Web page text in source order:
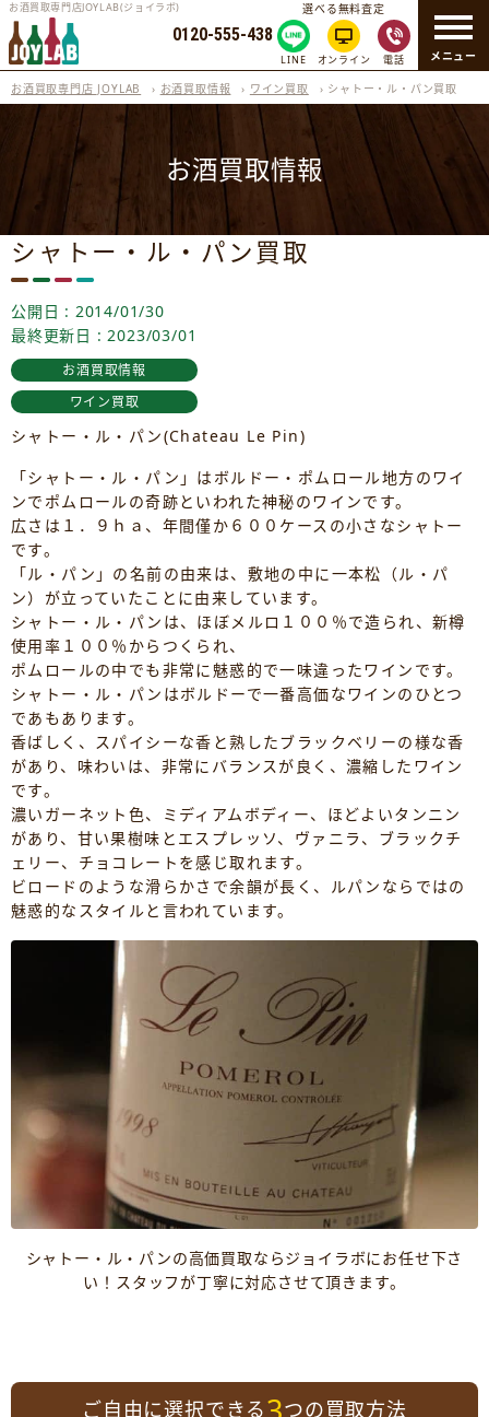
メニュー
お酒買取専門店JOYLAB(ジョイラボ)
0120-555-438
選べる無料査定
LINE オンライン 電話
お酒買取専門店 JOYLAB › お酒買取情報 › ワイン買取 › シャトー・ル・パン買取
お酒買取情報
シャトー・ル・パン買取
公開日 : 2014/01/30
最終更新日 : 2023/03/01
お酒買取情報
ワイン買取
シャトー・ル・パン(Chateau Le Pin)
「シャトー・ル・パン」はボルドー・ポムロール地方のワイ
ンでポムロールの奇跡といわれた神秘のワインです。
広さは１．９ｈａ、年間僅か６００ケースの小さなシャトー
です。
「ル・パン」の名前の由来は、敷地の中に一本松（ル・パ
ン）が立っていたことに由来しています。
シャトー・ル・パンは、ほぼメルロ１００％で造られ、新樽
使用率１００％からつくられ、
ポムロールの中でも非常に魅惑的で一味違ったワインです。
シャトー・ル・パンはボルドーで一番高価なワインのひとつ
であもあります。
香ばしく、スパイシーな香と熟したブラックベリーの様な香
があり、味わいは、非常にバランスが良く、濃縮したワイン
です。
濃いガーネット色、ミディアムボディー、ほどよいタンニン
があり、甘い果樹味とエスプレッソ、ヴァニラ、ブラックチ
ェリー、チョコレートを感じ取れます。
ビロードのような滑らかさで余韻が長く、ルパンならではの
魅惑的なスタイルと言われています。
シャトー・ル・パンの高価買取ならジョイラボにお任せ下さ
い！スタッフが丁寧に対応させて頂きます。
ご自由に選択できる つの買取方法